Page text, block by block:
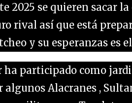
2025 se quieren sacar
rival así que está
y su esperanzas es
ha participado como
Alacranes ,